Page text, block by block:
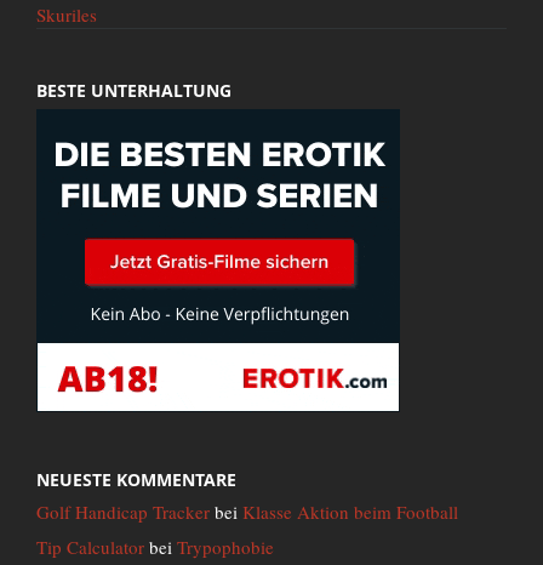
Skuriles
BESTE UNTERHALTUNG
NEUESTE KOMMENTARE
Golf Handicap Tracker bei Klasse Aktion beim Football
Tip Calculator bei Trypophobie